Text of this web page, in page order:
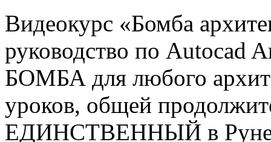
Видеокурс «Бомба
руководство по Autocad
БОМБА для любого
уроков, общей
ЕДИНСТВЕННЫЙ в